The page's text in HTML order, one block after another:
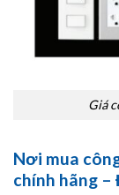
Giá
Nơi mua
chính hãng